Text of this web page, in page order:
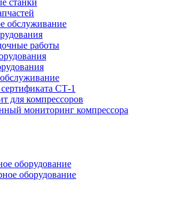
станки
обслуживание
работы
СТ-1
для компрессоров
мониторинг компрессора
оборудование
оборудование